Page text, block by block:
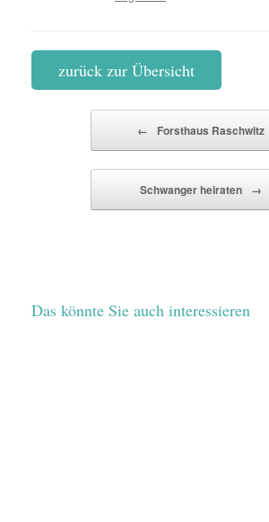
zurück zur Übersicht
← Forsthaus Raschwitz
Schwanger heiraten →
Das könnte Sie auch interessieren